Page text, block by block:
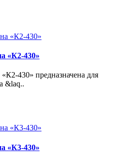
«К2-430»
430» предназначена для
&laq..
«К3-430»